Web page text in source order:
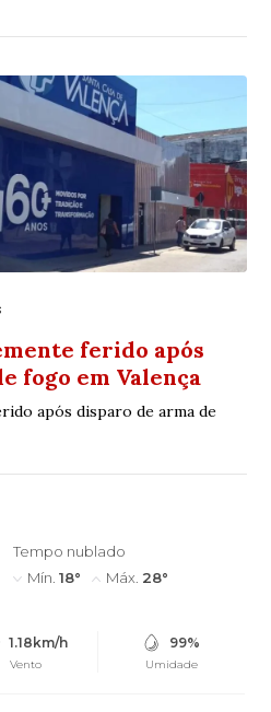
ferido após
fogo em Valença
após disparo de arma de
Tempo nublado
Mín. 18° Máx. 28°
1.18km/h
Vento
99%
Umidade